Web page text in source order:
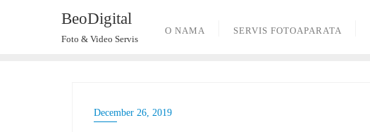
BeoDigital
Foto & Video Servis
O NAMA SERVIS FOTOAPARATA
December 26, 2019